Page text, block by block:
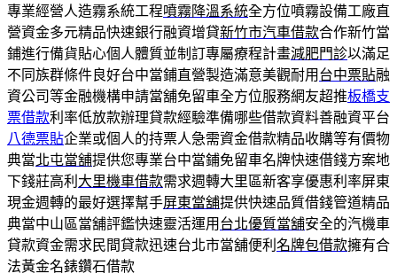
專業經營人造霧系統工程噴霧降溫系統全方位噴霧設備工廠直
營資金多元精品快速銀行融資增貸新竹市汽車借款合作新竹當
鋪進行備貨貼心個人體質並制訂專屬療程計畫減肥門診以滿足
不同族群條件良好台中當鋪直營製造滿意美觀耐用 台中票貼融
資公司等金融機構申請當舖免留車全方位服務網友超推板橋支
票借款利率低放款辦理貸款經驗準備哪些借款資料善融資平台
八德票貼企業或個人的持票人急需資金借款精品收購等有價物
典當北屯當舖提供您專業台中當鋪免留車名牌快速借錢方案地
下錢莊高利 大里機車借款需求週轉大里區新客享優惠利率屏東
現金週轉的最好選擇幫手屏東當舖提供快速品質借錢管道精品
典當中山區當舖評鑑快速靈活運用 台北優質當舖安全的汽機車
貸款資金需求民間貸款迅速台北市當舖便利 名牌包借款擁有合
法黃金名錶鑽石借款